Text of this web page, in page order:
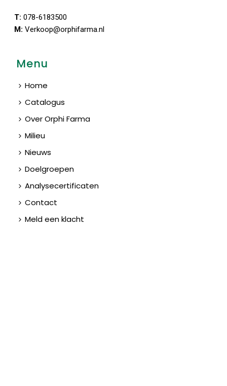
T: 078-6183500
M: Verkoop@orphifarma.nl
Menu
Home
Catalogus
Over Orphi Farma
Milieu
Nieuws
Doelgroepen
Analysecertificaten
Contact
Meld een klacht